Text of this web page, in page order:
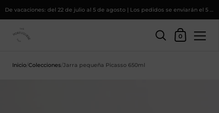
Cesta
0
Inicio/Colecciones/Jarra pequeña Picasso 650ml